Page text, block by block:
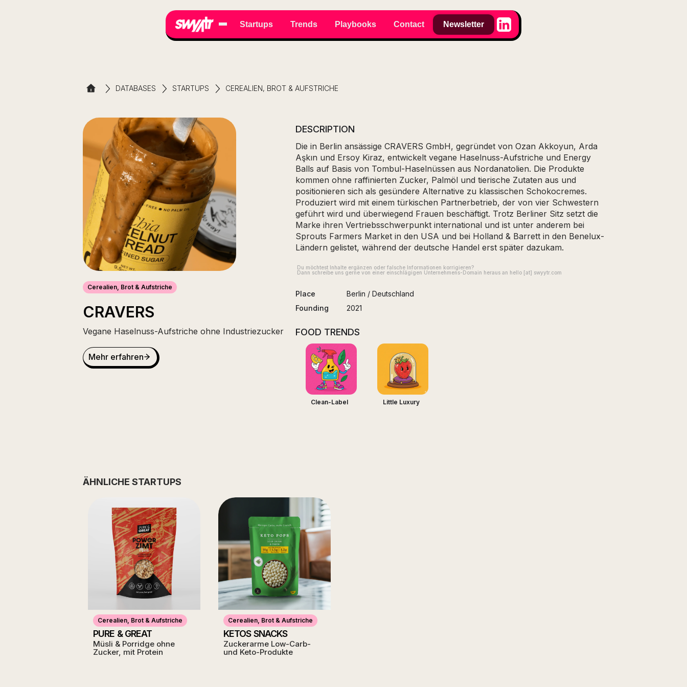
Startups Trends Playbooks Contact Newsletter
DATABASES STARTUPS CEREALIEN, BROT & AUFSTRICHE
Cerealien, Brot & Aufstriche
CRAVERS
Vegane Haselnuss-Aufstriche ohne Industriezucker
Mehr erfahren
DESCRIPTION
Die in Berlin ansässige CRAVERS GmbH, gegründet von Ozan Akkoyun, Arda
Aşkın und Ersoy Kiraz, entwickelt vegane Haselnuss-Aufstriche und Energy
Balls auf Basis von Tombul-Haselnüssen aus Nordanatolien. Die Produkte
kommen ohne raffinierten Zucker, Palmöl und tierische Zutaten aus und
positionieren sich als gesündere Alternative zu klassischen Schokocremes.
Produziert wird mit einem türkischen Partnerbetrieb, der von vier Schwestern
geführt wird und überwiegend Frauen beschäftigt. Trotz Berliner Sitz setzt die
Marke ihren Vertriebsschwerpunkt international und ist unter anderem bei
Sprouts Farmers Market in den USA und bei Holland & Barrett in den Benelux-
Ländern gelistet, während der deutsche Handel erst später dazukam.
Du möchtest Inhalte ergänzen oder falsche Informationen korrigieren?
Dann schreibe uns gerne von einer einschlägigen Unternehmens-Domain heraus an hello [at] swyytr.com
Place Berlin / Deutschland
Founding
2021
FOOD TRENDS
Clean-Label Little Luxury
ÄHNLICHE STARTUPS
Cerealien, Brot & Aufstriche
PURE & GREAT
Müsli & Porridge ohne
Zucker, mit Protein
Cerealien, Brot & Aufstriche
KETOS SNACKS
Zuckerarme Low-Carb-
und Keto-Produkte